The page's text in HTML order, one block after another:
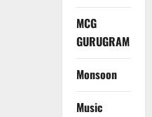
MCG
GURUGRAM
Monsoon
Music